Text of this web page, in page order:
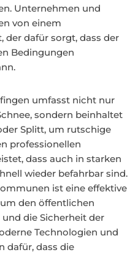
Unternehmen und
von einem
der dafür sorgt, dass der
Bedingungen
umfasst nicht nur
sondern beinhaltet
Splitt, um rutschige
professionellen
dass auch in starken
wieder befahrbar sind.
ist eine effektive
den öffentlichen
die Sicherheit der
Technologien und
dafür, dass die